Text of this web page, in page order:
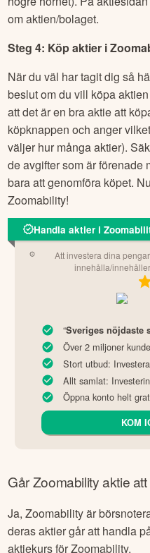
om aktien/bolaget.
Steg 4: Köp aktier i
När du väl har tagit dig så
beslut om du vill köpa
att det är en bra aktie att
köpknappen och anger
väljer hur många aktier).
de avgifter som är förenade
bara att genomföra köpet.
Zoomability!
Handla aktier i
Att investera dina
innehålla/
“Sveriges nöjdaste
Över 2 miljoner
Stort utbud:
Allt samlat:
Öppna konto helt
KOM
GårZoomabilityaktie
Ja,Zoomabilityär
deras aktier går att handla
aktiekurs förZoomability.